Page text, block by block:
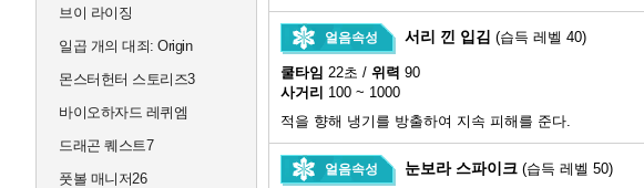
브이 라이징
일곱 개의 대죄: Origin
몬스터헌터 스토리즈3
바이오하자드 레퀴엠
드래곤 퀘스트7
풋볼 매니저26
얼음속성 서리 낀 입김 (습득 레벨 40)
쿨타임 22초 / 위력 90
사거리 100 ~ 1000
적을 향해 냉기를 방출하여 지속 피해를 준다.
얼음속성 눈보라 스파이크 (습득 레벨 50)